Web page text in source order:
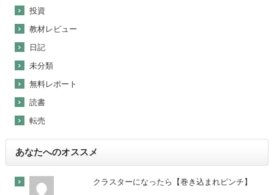
投資
教材レビュー
日記
未分類
無料レポート
読書
転売
あなたへのオススメ
クラスターになったら【巻き込まれピンチ】